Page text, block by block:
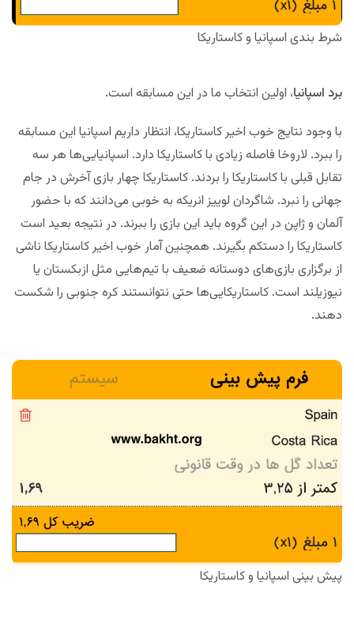
شرط بندی اسپانیا و کاستاریکا
برد اسپانیا، اولین انتخاب ما در این مسابقه است.
با وجود نتایج خوب اخیر کاستاریکا، انتظار داریم اسپانیا این مسابقه
را ببرد. لاروخا فاصله زیادی با کاستاریکا دارد. اسپانیایی‌ها هر سه
تقابل قبلی با کاستاریکا را بردند. کاستاریکا چهار بازی آخرش در جام
جهانی را نبرد. شاگردان لوییز انریکه به خوبی می‌دانند که با حضور
آلمان و ژاپن در این گروه باید این بازی را ببرند. در نتیجه بعید است
کاستاریکا را دستکم بگیرند. همچنین آمار خوب اخیر کاستاریکا ناشی
از برگزاری بازی‌های دوستانه ضعیف با تیم‌هایی مثل ازبکستان یا
نیوزیلند است. کاستاریکایی‌ها حتی نتوانستند کره جنوبی را شکست
دهند.
پیش بینی اسپانیا و کاستاریکا